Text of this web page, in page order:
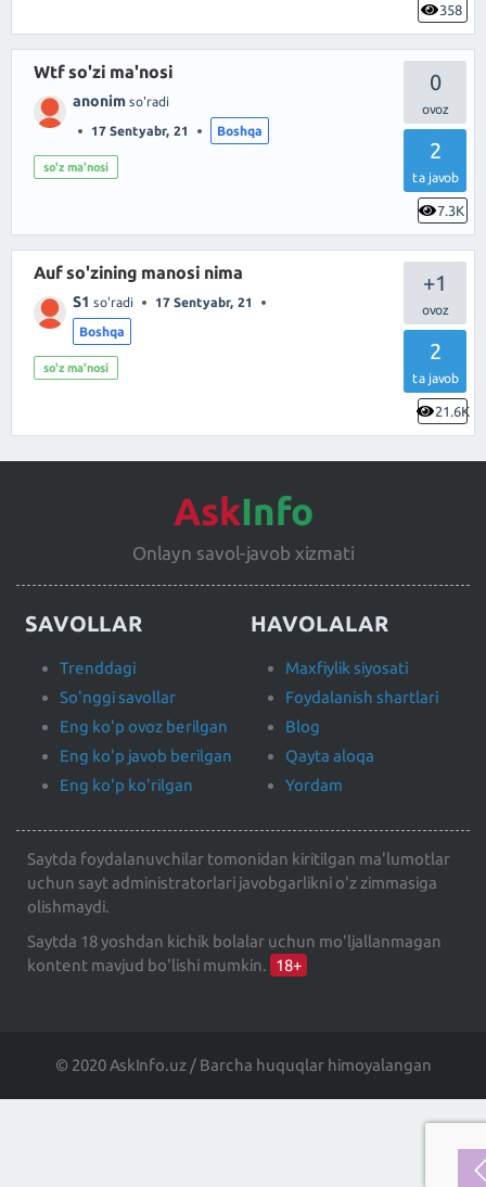
358
0
2
ta javob
7.3K
Wtf so'zi ma'nosi
anonim so'radi
17 Sentyabr, 21 Boshqa
so'z ma'nosi
+1
2
ta javob
21.6K
Auf so'zining manosi nima
S1 so'radi 17 Sentyabr, 21
Boshqa
so'z ma'nosi
AskInfo
Onlayn savol-javob xizmati
SAVOLLAR
Trenddagi
So'nggi savollar
Eng ko'p ovoz berilgan
Eng ko'p javob berilgan
Eng ko'p ko'rilgan
HAVOLALAR
Maxfiylik siyosati
Foydalanish shartlari
Blog
Qayta aloqa
Yordam
Saytda foydalanuvchilar tomonidan kiritilgan ma'lumotlar
uchun sayt administratorlari javobgarlikni o'z zimmasiga
olishmaydi.
Saytda 18 yoshdan kichik bolalar uchun mo'ljallanmagan
kontent mavjud bo'lishi mumkin. 18+
© 2020 AskInfo.uz / Barcha huquqlar himoyalangan